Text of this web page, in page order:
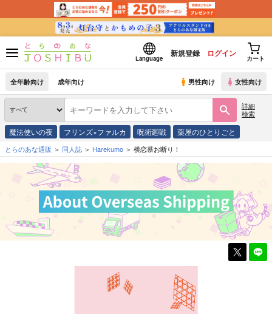
Language
新規登録 ログイン
カート
全年齢向け 成年向け 男性向け 女性向け
詳細
検索
魔法使いの夜 フリンズ×ファルカ 呪術廻戦 薬屋のひとりごと
とらのあな通販 同人誌 Harekumo 横恋慕お断り！